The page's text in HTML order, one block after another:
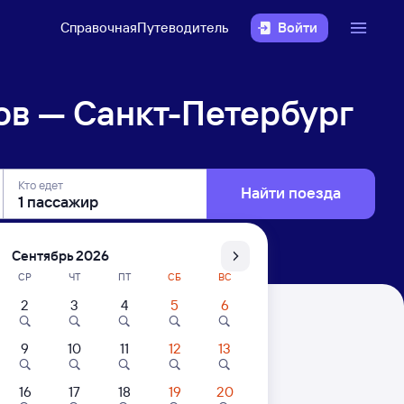
СправочнаяПутеводитель Войти
— Санкт-Петербург
Кто едет Найти поезда
Сентябрь 2026
СР ЧТ ПТ СБ ВС
2 3 4 5 6
9 10 11 12 13
16 17 18 19 20